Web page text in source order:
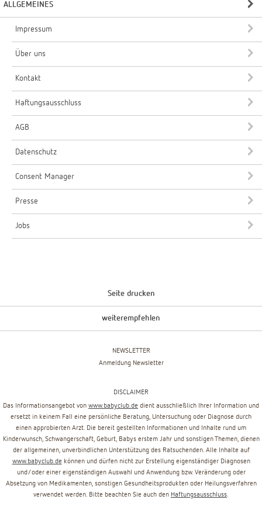
ALLGEMEINES
Impressum
Über uns
Kontakt
Haftungsausschluss
AGB
Datenschutz
Consent Manager
Presse
Jobs
Seite drucken
weiterempfehlen
NEWSLETTER
Anmeldung Newsletter
DISCLAIMER
Das Informationsangebot von www.babyclub.de dient ausschließlich Ihrer Information und
ersetzt in keinem Fall eine persönliche Beratung, Untersuchung oder Diagnose durch
einen approbierten Arzt. Die bereit gestellten Informationen und Inhalte rund um
Kinderwunsch, Schwangerschaft, Geburt, Babys erstem Jahr und sonstigen Themen, dienen
der allgemeinen, unverbindlichen Unterstützung des Ratsuchenden. Alle Inhalte auf
www.babyclub.de können und dürfen nicht zur Erstellung eigenständiger Diagnosen
und/oder einer eigenständigen Auswahl und Anwendung bzw. Veränderung oder
Absetzung von Medikamenten, sonstigen Gesundheitsprodukten oder Heilungsverfahren
verwendet werden. Bitte beachten Sie auch den Haftungsausschluss.